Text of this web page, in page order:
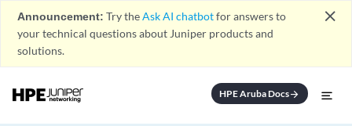
Announcement: Try theAsk AI chatbotfor answers to
your technical questions about Juniper products and
solutions.
close
HPE Aruba Docsarrow_forward